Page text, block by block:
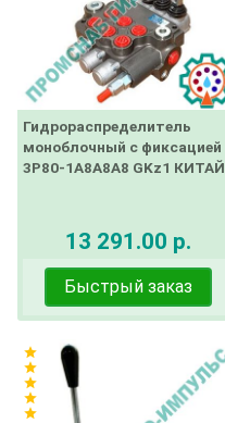
Гидрораспределитель
моноблочный с фиксацией
3Р80-1А8А8А8 GKz1 КИТАЙ
13 291.00 р.
Быстрый заказ
star
star
star
star
star